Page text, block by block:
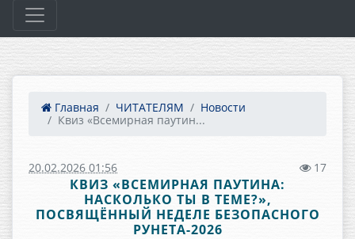
Главная ЧИТАТЕЛЯМ
Новости
Квиз «Всемирная паутин...
20.02.2026 01:56 17
КВИЗ «ВСЕМИРНАЯ ПАУТИНА:
НАСКОЛЬКО ТЫ В ТЕМЕ?»,
ПОСВЯЩЁННЫЙ НЕДЕЛЕ БЕЗОПАСНОГО
РУНЕТА-2026